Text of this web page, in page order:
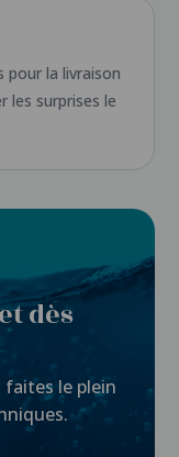
pour la livraison
les surprises le
dès
le plein